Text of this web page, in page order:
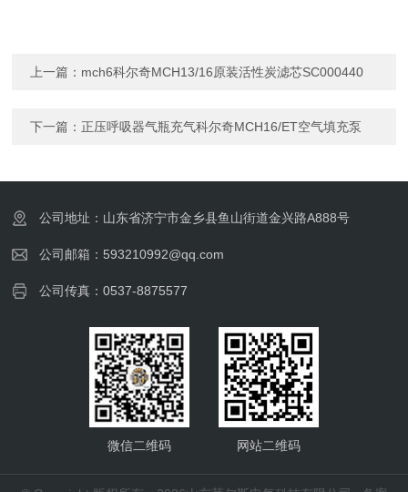
上一篇： mch6科尔奇MCH13/16原装活性炭滤芯SC000440
下一篇： 正压呼吸器气瓶充气科尔奇MCH16/ET空气填充泵
公司地址：山东省济宁市金乡县鱼山街道金兴路A888号
公司邮箱：593210992@qq.com
公司传真：0537-8875577
微信二维码 网站二维码